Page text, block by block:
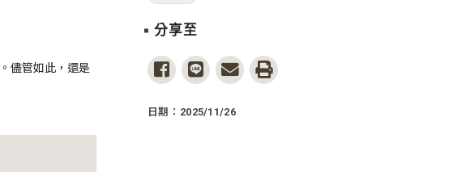
分享至
share to facebook
share to line
share to email
print
日期：2025/11/26
。儘管如此，還是